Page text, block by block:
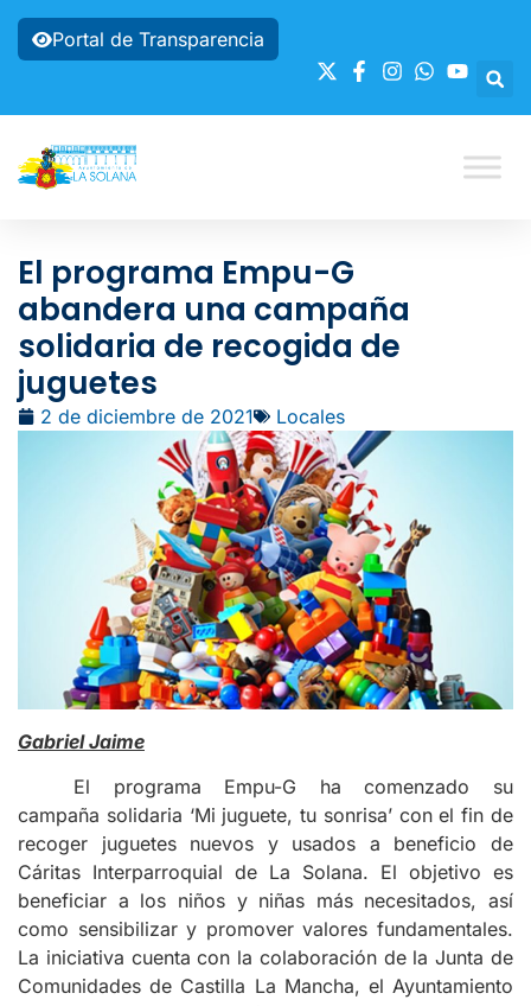
Portal de Transparencia
El programa Empu-G
abandera una campaña
solidaria de recogida de
juguetes
2 de diciembre de 2021 Locales
Gabriel Jaime
El programa Empu-G ha comenzado su
campaña solidaria ‘Mi juguete, tu sonrisa’ con el fin de
recoger juguetes nuevos y usados a beneficio de
Cáritas Interparroquial de La Solana. El objetivo es
beneficiar a los niños y niñas más necesitados, así
como sensibilizar y promover valores fundamentales.
La iniciativa cuenta con la colaboración de la Junta de
Comunidades de Castilla La Mancha, el Ayuntamiento